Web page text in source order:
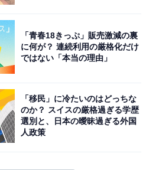
「青春18きっぷ」販売激減の裏
に何が？ 連続利用の厳格化だけ
ではない「本当の理由」
「移民」に冷たいのはどっちな
のか？ スイスの厳格過ぎる学歴
選別と、日本の曖昧過ぎる外国
人政策